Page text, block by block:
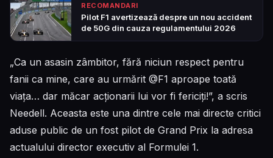
RECOMANDARI
Pilot F1 avertizează despre un nou accident
de 50G din cauza regulamentului 2026
„Ca un asasin zâmbitor, fără niciun respect pentru
fanii ca mine, care au urmărit @F1 aproape toată
viața… dar măcar acționarii lui vor fi fericiți!”, a scris
Needell. Aceasta este una dintre cele mai directe critici
aduse public de un fost pilot de Grand Prix la adresa
actualului director executiv al Formulei 1.